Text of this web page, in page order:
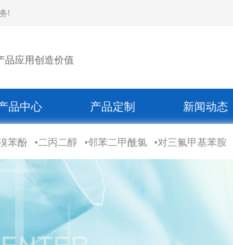
!
品应用创造价值
品中心 产品定制 新闻动态
苯酚 •二丙二醇 •邻苯二甲酰氯 •对三氟甲基苯胺